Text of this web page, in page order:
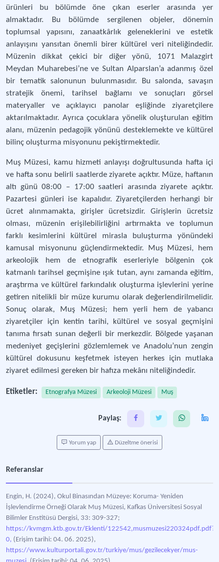
ürünleri bu bölümde öne çıkan eserler arasında yer
almaktadır. Bu bölümde sergilenen objeler, dönemin
toplumsal yapısını, zanaatkârlık geleneklerini ve estetik
anlayışını yansıtan önemli birer kültürel veri niteliğindedir.
Müzenin dikkat çekici bir diğer yönü, 1071 Malazgirt
Meydan Muharebesi’ne ve Sultan Alparslan’a adanmış özel
bir tematik salonunun bulunmasıdır. Bu salonda, savaşın
stratejik önemi, tarihsel bağlamı ve sonuçları görsel
materyaller ve açıklayıcı panolar eşliğinde ziyaretçilere
aktarılmaktadır. Ayrıca çocuklara yönelik oluşturulan eğitim
alanı, müzenin pedagojik yönünü desteklemekte ve kültürel
bilinç oluşturma misyonunu pekiştirmektedir.
Muş Müzesi, kamu hizmeti anlayışı doğrultusunda hafta içi
ve hafta sonu belirli saatlerde ziyarete açıktır. Müze, haftanın
altı günü 08:00 – 17:00 saatleri arasında ziyarete açıktır.
Pazartesi günleri ise kapalıdır. Ziyaretçilerden herhangi bir
ücret alınmamakta, girişler ücretsizdir. Girişlerin ücretsiz
olması, müzenin erişilebilirliğini artırmakta ve toplumun
farklı kesimlerini kültürel mirasla buluşturma yönündeki
kamusal misyonunu güçlendirmektedir. Muş Müzesi, hem
arkeolojik hem de etnografik eserleriyle bölgenin çok
katmanlı tarihsel geçmişine ışık tutan, aynı zamanda eğitim,
araştırma ve kültürel farkındalık oluşturma işlevlerini yerine
getiren nitelikli bir müze kurumu olarak değerlendirilmelidir.
Sonuç olarak, Muş Müzesi; hem yerli hem de yabancı
ziyaretçiler için kentin tarihi, kültürel ve sosyal geçmişini
tanıma fırsatı sunan değerli bir merkezdir. Bölgede yaşanan
medeniyet geçişlerini gözlemlemek ve Anadolu’nun zengin
kültürel dokusunu keşfetmek isteyen herkes için mutlaka
ziyaret edilmesi gereken bir hafıza mekânı niteliğindedir.
Etiketler: Etnografya Müzesi Arkeoloji Müzesi Muş
Paylaş:
Yorum yap Düzeltme önerisi
Referanslar
Engin, H. (2024), Okul Binasından Müzeye: Koruma- Yeniden
İşlevlendirme Örneği Olarak Muş Müzesi, Kafkas Üniversitesi Sosyal
Bilimler Enstitüsü Dergisi, 33: 309-327;
https://kvmgm.ktb.gov.tr/Eklenti/122542,musmuzesi220324pdf.pdf?
0, (Erişim tarihi: 04. 06. 2025),
https://www.kulturportali.gov.tr/turkiye/mus/gezilecekyer/mus-